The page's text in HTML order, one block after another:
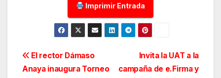
Imprimir Entrada
Navegación
Invita la UAT a la
campaña de e.Firma y
El rector Dámaso
Anaya inaugura Torneo